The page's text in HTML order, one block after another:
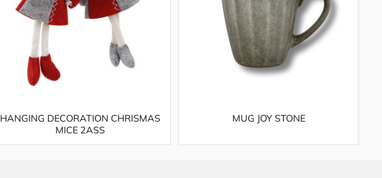
HANGING DECORATION CHRISMAS
MICE 2ASS
MUG JOY STONE